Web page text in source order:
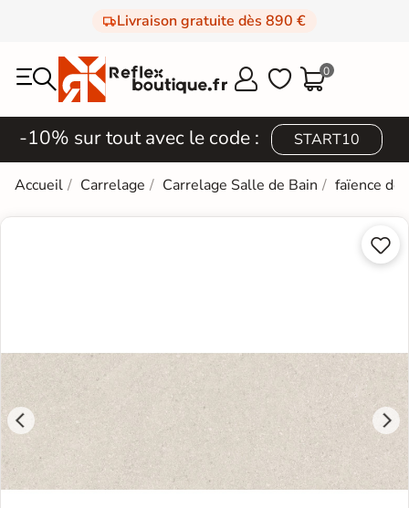
Livraison gratuite dès 890 €
  0
-10% sur tout avec le code : START10
Accueil Carrelage Carrelage Salle de Bain faïence

